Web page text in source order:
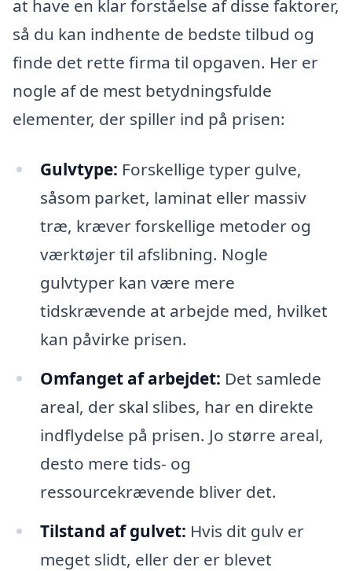
at have en klar forståelse af disse faktorer,
så du kan indhente de bedste tilbud og
finde det rette firma til opgaven. Her er
nogle af de mest betydningsfulde
elementer, der spiller ind på prisen:
Gulvtype: Forskellige typer gulve,
såsom parket, laminat eller massiv
træ, kræver forskellige metoder og
værktøjer til afslibning. Nogle
gulvtyper kan være mere
tidskrævende at arbejde med, hvilket
kan påvirke prisen.
Omfanget af arbejdet: Det samlede
areal, der skal slibes, har en direkte
indflydelse på prisen. Jo større areal,
desto mere tids- og
ressourcekrævende bliver det.
Tilstand af gulvet: Hvis dit gulv er
meget slidt, eller der er blevet